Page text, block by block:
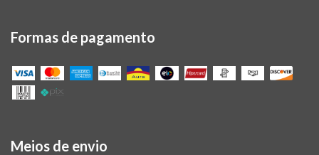
Formas de pagamento
Meios de envio